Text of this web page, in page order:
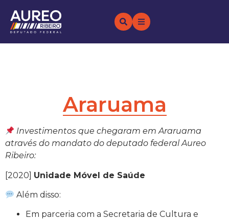
Araruama
Investimentos que chegaram em Araruama
através do mandato do deputado federal Aureo
Ribeiro:
[2020] Unidade Móvel de Saúde
Além disso:
Em parceria com a Secretaria de Cultura e